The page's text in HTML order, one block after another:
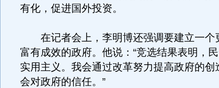
有化，促进国外投资。
在记者会上，李明博还强调要建立一个
富有成效的政府。他说：“竞选结果表明，
实用主义。我会通过改革努力提高政府的创
会对政府的信任。”